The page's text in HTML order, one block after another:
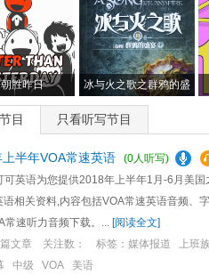
胜昨日
冰与火之歌之群鸦的盛
宴
目 只看听写节目
半年VOA常速英语
(0人听写)
可英语为您提供2018年上半年1月-6月美
语相关资料,内容包括VOA常速英语音频、
常速听力音频下载。... [阅读全文]
文章 关注数： 标签：媒体报道 上班
中级 VOA 美语